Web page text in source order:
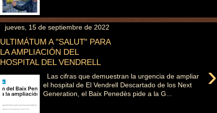
jueves, 15 de septiembre de 2022
ULTIMÁTUM A "SALUT" PARA
LA AMPLIACIÓN DEL
HOSPITAL DEL VENDRELL
›
Las cifras que demuestran la urgencia de ampliar
el hospital de El Vendrell Descartado de los Next
Generation, el Baix Penedès pide a la G...